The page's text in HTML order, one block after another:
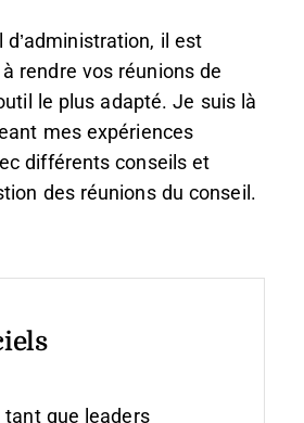
il est
rendre vos réunions de
le plus adapté. Je suis là
mes expériences
différents conseils et
des réunions du conseil.
tant que leaders